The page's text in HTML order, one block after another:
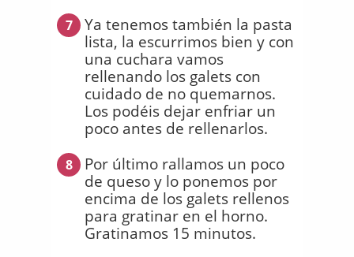
7
Ya tenemos también la pasta
lista, la escurrimos bien y con
una cuchara vamos
rellenando los galets con
cuidado de no quemarnos.
Los podéis dejar enfriar un
poco antes de rellenarlos.
8
Por último rallamos un poco
de queso y lo ponemos por
encima de los galets rellenos
para gratinar en el horno.
Gratinamos 15 minutos.